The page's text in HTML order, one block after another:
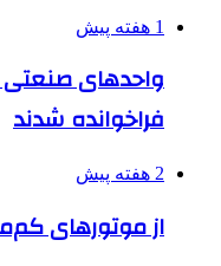
1 هفته پیش
واحدهای صنعتی
فراخوانده شدند
2 هفته پیش
از موتورهای